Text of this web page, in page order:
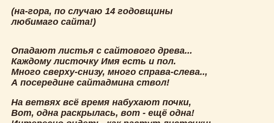
(на-гора, по случаю 14 годовщины
любимаго сайта!)
Опадают листья с сайтового древа...
Каждому листочку Имя есть и пол.
Много сверху-снизу, много справа-слева..,
А посередине сайтадмина ствол!
На ветвях всё время набухают почки,
Вот, одна раскрылась, вот - ещё одна!